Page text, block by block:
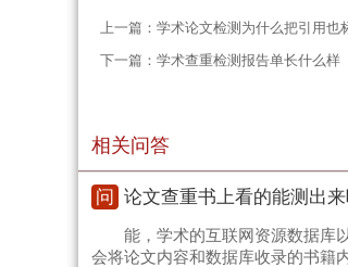
上一篇： 学术论文检测为什么把引用也
下一篇： 学术查重检测报告单长什么样
相关问答
问 论文查重书上看的能测出
能，学术的互联网资源数据库
会将论文内容和数据库收录的书籍